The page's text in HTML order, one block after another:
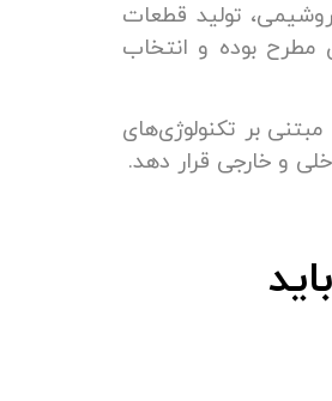
تولید قطعات
مطرح بوده و انتخاب
بر تکنولوژی‌های
و خارجی قرار دهد.